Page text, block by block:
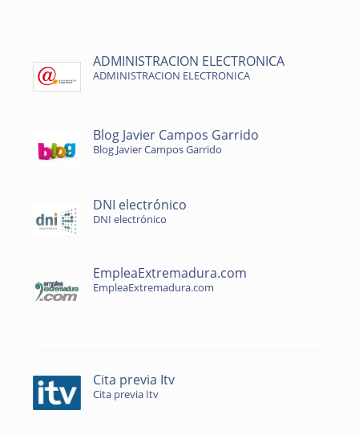
ADMINISTRACION ELECTRONICA
ADMINISTRACION ELECTRONICA
Blog Javier Campos Garrido
Blog Javier Campos Garrido
DNI electrónico
DNI electrónico
EmpleaExtremadura.com
EmpleaExtremadura.com
Cita previa Itv
Cita previa Itv